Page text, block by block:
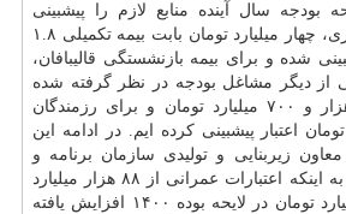
بودجه سال آینده منابع لازم را پیشبینی
کردیم. به قول پوراصغری، چهار میلیارد تومان بابت بیمه تکمیلی ۱.۸
شده و برای بیمه بازنشستگی قالیبافان،
از دیگر مشاغل بودجه در نظر گرفته شده
است. برای معلولان هزار و ۷۰۰ میلیارد تومان و برای رزمندگان
میلیارد تومان اعتبار پیشبینی کرده ایم. در ادامه این
زیربنایی و تولیدی سازمان برنامه و
بودجه هم ضمن اشاره به اینکه اعتبارات عمرانی از ۸۸ هزار میلیارد
تومان به ۱۳۴ هزار میلیارد تومان در لایحه بوده ۱۴۰۰ افزایش یافته